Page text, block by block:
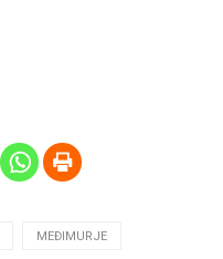
MEĐIMURJE